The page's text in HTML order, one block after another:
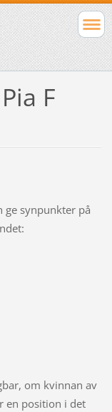
F
ge synpunkter på
om kvinnan av
en position i det